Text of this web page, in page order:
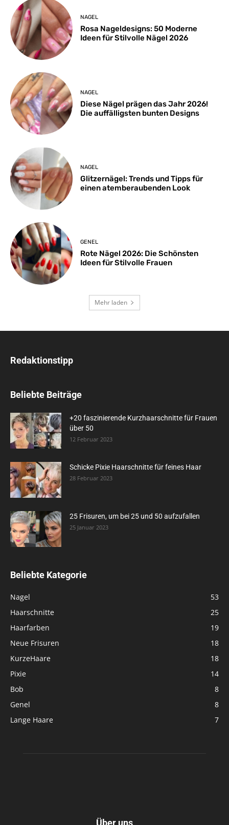
NAGEL
Rosa Nageldesigns: 50 Moderne
Ideen für Stilvolle Nägel 2026
NAGEL
Diese Nägel prägen das Jahr 2026!
Die auffälligsten bunten Designs
NAGEL
Glitzernägel: Trends und Tipps für
einen atemberaubenden Look
GENEL
Rote Nägel 2026: Die Schönsten
Ideen für Stilvolle Frauen
Mehr laden
Redaktionstipp
Beliebte Beiträge
+20 faszinierende Kurzhaarschnitte für Frauen
über 50
12 Februar 2023
Schicke Pixie Haarschnitte für feines Haar
28 Februar 2023
25 Frisuren, um bei 25 und 50 aufzufallen
25 Januar 2023
Beliebte Kategorie
Nagel
53
Haarschnitte
25
Haarfarben
19
Neue Frisuren
18
KurzeHaare
18
Pixie
14
Bob
8
Genel
8
Lange Haare
7
Über uns